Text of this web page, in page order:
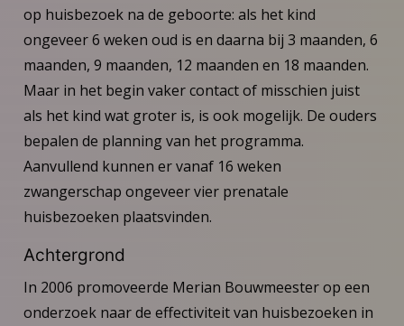
op huisbezoek na de geboorte: als het kind
ongeveer 6 weken oud is en daarna bij 3 maanden, 6
maanden, 9 maanden, 12 maanden en 18 maanden.
Maar in het begin vaker contact of misschien juist
als het kind wat groter is, is ook mogelijk. De ouders
bepalen de planning van het programma.
Aanvullend kunnen er vanaf 16 weken
zwangerschap ongeveer vier prenatale
huisbezoeken plaatsvinden.
Achtergrond
In 2006 promoveerde Merian Bouwmeester op een
onderzoek naar de effectiviteit van huisbezoeken in